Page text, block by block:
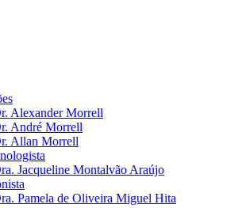
Alexander Morrell
André Morrell
Allan Morrell
Jacqueline Montalvão Araújo
Pamela de Oliveira Miguel Hita